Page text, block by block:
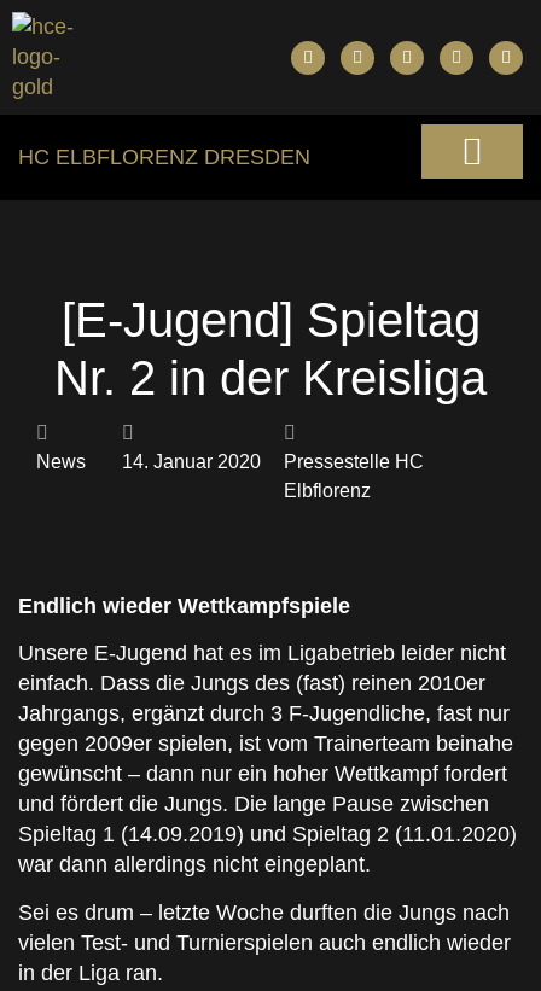
HC ELBFLORENZ DRESDEN
[E-Jugend] Spieltag
Nr. 2 in der Kreisliga
News 14. Januar 2020
Pressestelle HC
Elbflorenz
Endlich wieder Wettkampfspiele
Unsere E-Jugend hat es im Ligabetrieb leider nicht
einfach. Dass die Jungs des (fast) reinen 2010er
Jahrgangs, ergänzt durch 3 F-Jugendliche, fast nur
gegen 2009er spielen, ist vom Trainerteam beinahe
gewünscht – dann nur ein hoher Wettkampf fordert
und fördert die Jungs. Die lange Pause zwischen
Spieltag 1 (14.09.2019) und Spieltag 2 (11.01.2020)
war dann allerdings nicht eingeplant.
Sei es drum – letzte Woche durften die Jungs nach
vielen Test- und Turnierspielen auch endlich wieder
in der Liga ran.